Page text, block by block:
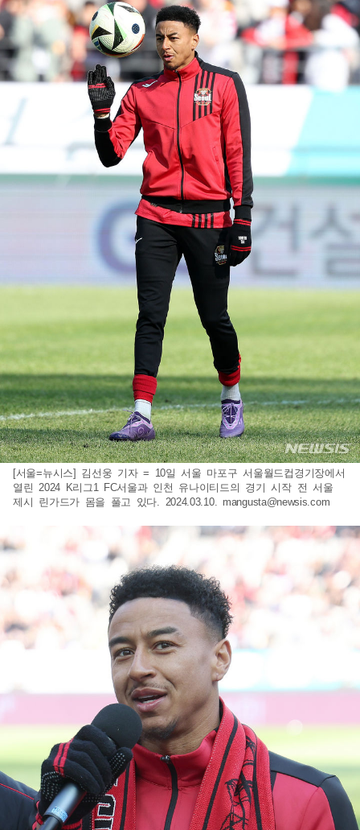
[서울=뉴시스] 김선웅 기자 = 10일 서울 마포구 서울월드컵경기장에서
열린 2024 K리그1 FC서울과 인천 유나이티드의 경기 시작 전 서울
제시 린가드가 몸을 풀고 있다. 2024.03.10. mangusta@newsis.com